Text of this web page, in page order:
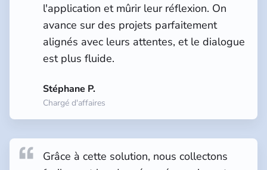
l'application et mûrir leur réflexion. On
avance sur des projets parfaitement
alignés avec leurs attentes, et le dialogue
est plus fluide.
Stéphane P.
Chargé d'affaires
Grâce à cette solution, nous collectons